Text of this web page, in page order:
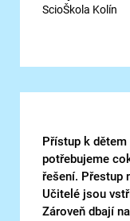
ScioŠkola Kolín
Přístup k dětem
potřebujeme
řešení. Přestup
Učitelé jsou
Zároveň dbají